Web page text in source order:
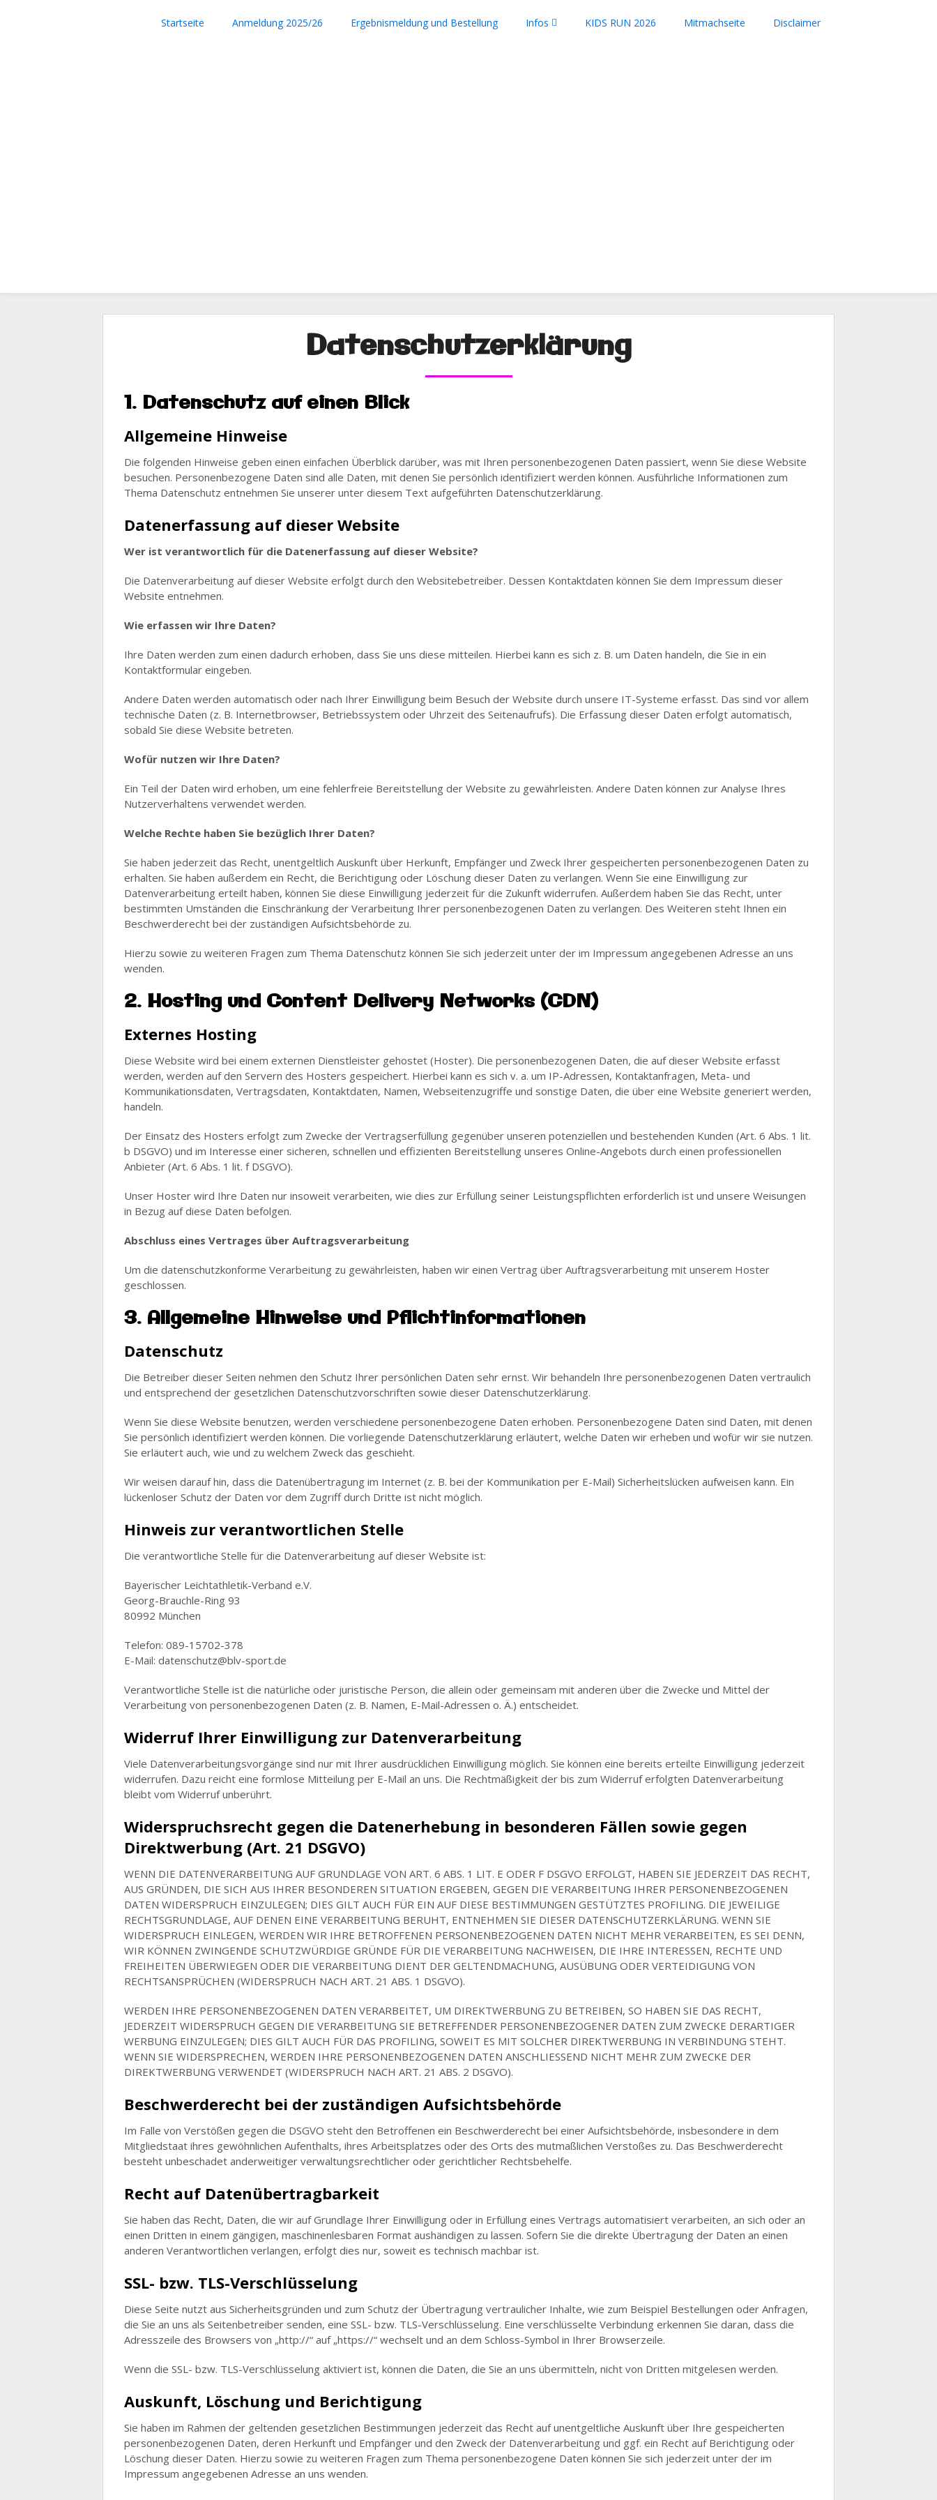
Startseite Anmeldung 2025/26 Ergebnismeldung und Bestellung Infos KIDS RUN 2026 Mitmachseite Disclaimer
Datenschutzerklärung
1. Datenschutz auf einen Blick
Allgemeine Hinweise
Die folgenden Hinweise geben einen einfachen Überblick darüber, was mit Ihren personenbezogenen Daten passiert, wenn Sie diese Website
besuchen. Personenbezogene Daten sind alle Daten, mit denen Sie persönlich identifiziert werden können. Ausführliche Informationen zum
Thema Datenschutz entnehmen Sie unserer unter diesem Text aufgeführten Datenschutzerklärung.
Datenerfassung auf dieser Website
Wer ist verantwortlich für die Datenerfassung auf dieser Website?
Die Datenverarbeitung auf dieser Website erfolgt durch den Websitebetreiber. Dessen Kontaktdaten können Sie dem Impressum dieser
Website entnehmen.
Wie erfassen wir Ihre Daten?
Ihre Daten werden zum einen dadurch erhoben, dass Sie uns diese mitteilen. Hierbei kann es sich z. B. um Daten handeln, die Sie in ein
Kontaktformular eingeben.
Andere Daten werden automatisch oder nach Ihrer Einwilligung beim Besuch der Website durch unsere IT-Systeme erfasst. Das sind vor allem
technische Daten (z. B. Internetbrowser, Betriebssystem oder Uhrzeit des Seitenaufrufs). Die Erfassung dieser Daten erfolgt automatisch,
sobald Sie diese Website betreten.
Wofür nutzen wir Ihre Daten?
Ein Teil der Daten wird erhoben, um eine fehlerfreie Bereitstellung der Website zu gewährleisten. Andere Daten können zur Analyse Ihres
Nutzerverhaltens verwendet werden.
Welche Rechte haben Sie bezüglich Ihrer Daten?
Sie haben jederzeit das Recht, unentgeltlich Auskunft über Herkunft, Empfänger und Zweck Ihrer gespeicherten personenbezogenen Daten zu
erhalten. Sie haben außerdem ein Recht, die Berichtigung oder Löschung dieser Daten zu verlangen. Wenn Sie eine Einwilligung zur
Datenverarbeitung erteilt haben, können Sie diese Einwilligung jederzeit für die Zukunft widerrufen. Außerdem haben Sie das Recht, unter
bestimmten Umständen die Einschränkung der Verarbeitung Ihrer personenbezogenen Daten zu verlangen. Des Weiteren steht Ihnen ein
Beschwerderecht bei der zuständigen Aufsichtsbehörde zu.
Hierzu sowie zu weiteren Fragen zum Thema Datenschutz können Sie sich jederzeit unter der im Impressum angegebenen Adresse an uns
wenden.
2. Hosting und Content Delivery Networks (CDN)
Externes Hosting
Diese Website wird bei einem externen Dienstleister gehostet (Hoster). Die personenbezogenen Daten, die auf dieser Website erfasst
werden, werden auf den Servern des Hosters gespeichert. Hierbei kann es sich v. a. um IP-Adressen, Kontaktanfragen, Meta- und
Kommunikationsdaten, Vertragsdaten, Kontaktdaten, Namen, Webseitenzugriffe und sonstige Daten, die über eine Website generiert werden,
handeln.
Der Einsatz des Hosters erfolgt zum Zwecke der Vertragserfüllung gegenüber unseren potenziellen und bestehenden Kunden (Art. 6 Abs. 1 lit.
b DSGVO) und im Interesse einer sicheren, schnellen und effizienten Bereitstellung unseres Online-Angebots durch einen professionellen
Anbieter (Art. 6 Abs. 1 lit. f DSGVO).
Unser Hoster wird Ihre Daten nur insoweit verarbeiten, wie dies zur Erfüllung seiner Leistungspflichten erforderlich ist und unsere Weisungen
in Bezug auf diese Daten befolgen.
Abschluss eines Vertrages über Auftragsverarbeitung
Um die datenschutzkonforme Verarbeitung zu gewährleisten, haben wir einen Vertrag über Auftragsverarbeitung mit unserem Hoster
geschlossen.
3. Allgemeine Hinweise und Pflichtinformationen
Datenschutz
Die Betreiber dieser Seiten nehmen den Schutz Ihrer persönlichen Daten sehr ernst. Wir behandeln Ihre personenbezogenen Daten vertraulich
und entsprechend der gesetzlichen Datenschutzvorschriften sowie dieser Datenschutzerklärung.
Wenn Sie diese Website benutzen, werden verschiedene personenbezogene Daten erhoben. Personenbezogene Daten sind Daten, mit denen
Sie persönlich identifiziert werden können. Die vorliegende Datenschutzerklärung erläutert, welche Daten wir erheben und wofür wir sie nutzen.
Sie erläutert auch, wie und zu welchem Zweck das geschieht.
Wir weisen darauf hin, dass die Datenübertragung im Internet (z. B. bei der Kommunikation per E-Mail) Sicherheitslücken aufweisen kann. Ein
lückenloser Schutz der Daten vor dem Zugriff durch Dritte ist nicht möglich.
Hinweis zur verantwortlichen Stelle
Die verantwortliche Stelle für die Datenverarbeitung auf dieser Website ist:
Bayerischer Leichtathletik-Verband e.V.
Georg-Brauchle-Ring 93
80992 München
Telefon: 089-15702-378
E-Mail: datenschutz@blv-sport.de
Verantwortliche Stelle ist die natürliche oder juristische Person, die allein oder gemeinsam mit anderen über die Zwecke und Mittel der
Verarbeitung von personenbezogenen Daten (z. B. Namen, E-Mail-Adressen o. Ä.) entscheidet.
Widerruf Ihrer Einwilligung zur Datenverarbeitung
Viele Datenverarbeitungsvorgänge sind nur mit Ihrer ausdrücklichen Einwilligung möglich. Sie können eine bereits erteilte Einwilligung jederzeit
widerrufen. Dazu reicht eine formlose Mitteilung per E-Mail an uns. Die Rechtmäßigkeit der bis zum Widerruf erfolgten Datenverarbeitung
bleibt vom Widerruf unberührt.
Widerspruchsrecht gegen die Datenerhebung in besonderen Fällen sowie gegen
Direktwerbung (Art. 21 DSGVO)
WENN DIE DATENVERARBEITUNG AUF GRUNDLAGE VON ART. 6 ABS. 1 LIT. E ODER F DSGVO ERFOLGT, HABEN SIE JEDERZEIT DAS RECHT,
AUS GRÜNDEN, DIE SICH AUS IHRER BESONDEREN SITUATION ERGEBEN, GEGEN DIE VERARBEITUNG IHRER PERSONENBEZOGENEN
DATEN WIDERSPRUCH EINZULEGEN; DIES GILT AUCH FÜR EIN AUF DIESE BESTIMMUNGEN GESTÜTZTES PROFILING. DIE JEWEILIGE
RECHTSGRUNDLAGE, AUF DENEN EINE VERARBEITUNG BERUHT, ENTNEHMEN SIE DIESER DATENSCHUTZERKLÄRUNG. WENN SIE
WIDERSPRUCH EINLEGEN, WERDEN WIR IHRE BETROFFENEN PERSONENBEZOGENEN DATEN NICHT MEHR VERARBEITEN, ES SEI DENN,
WIR KÖNNEN ZWINGENDE SCHUTZWÜRDIGE GRÜNDE FÜR DIE VERARBEITUNG NACHWEISEN, DIE IHRE INTERESSEN, RECHTE UND
FREIHEITEN ÜBERWIEGEN ODER DIE VERARBEITUNG DIENT DER GELTENDMACHUNG, AUSÜBUNG ODER VERTEIDIGUNG VON
RECHTSANSPRÜCHEN (WIDERSPRUCH NACH ART. 21 ABS. 1 DSGVO).
WERDEN IHRE PERSONENBEZOGENEN DATEN VERARBEITET, UM DIREKTWERBUNG ZU BETREIBEN, SO HABEN SIE DAS RECHT,
JEDERZEIT WIDERSPRUCH GEGEN DIE VERARBEITUNG SIE BETREFFENDER PERSONENBEZOGENER DATEN ZUM ZWECKE DERARTIGER
WERBUNG EINZULEGEN; DIES GILT AUCH FÜR DAS PROFILING, SOWEIT ES MIT SOLCHER DIREKTWERBUNG IN VERBINDUNG STEHT.
WENN SIE WIDERSPRECHEN, WERDEN IHRE PERSONENBEZOGENEN DATEN ANSCHLIESSEND NICHT MEHR ZUM ZWECKE DER
DIREKTWERBUNG VERWENDET (WIDERSPRUCH NACH ART. 21 ABS. 2 DSGVO).
Beschwerderecht bei der zuständigen Aufsichtsbehörde
Im Falle von Verstößen gegen die DSGVO steht den Betroffenen ein Beschwerderecht bei einer Aufsichtsbehörde, insbesondere in dem
Mitgliedstaat ihres gewöhnlichen Aufenthalts, ihres Arbeitsplatzes oder des Orts des mutmaßlichen Verstoßes zu. Das Beschwerderecht
besteht unbeschadet anderweitiger verwaltungsrechtlicher oder gerichtlicher Rechtsbehelfe.
Recht auf Datenübertragbarkeit
Sie haben das Recht, Daten, die wir auf Grundlage Ihrer Einwilligung oder in Erfüllung eines Vertrags automatisiert verarbeiten, an sich oder an
einen Dritten in einem gängigen, maschinenlesbaren Format aushändigen zu lassen. Sofern Sie die direkte Übertragung der Daten an einen
anderen Verantwortlichen verlangen, erfolgt dies nur, soweit es technisch machbar ist.
SSL- bzw. TLS-Verschlüsselung
Diese Seite nutzt aus Sicherheitsgründen und zum Schutz der Übertragung vertraulicher Inhalte, wie zum Beispiel Bestellungen oder Anfragen,
die Sie an uns als Seitenbetreiber senden, eine SSL- bzw. TLS-Verschlüsselung. Eine verschlüsselte Verbindung erkennen Sie daran, dass die
Adresszeile des Browsers von „http://“ auf „https://“ wechselt und an dem Schloss-Symbol in Ihrer Browserzeile.
Wenn die SSL- bzw. TLS-Verschlüsselung aktiviert ist, können die Daten, die Sie an uns übermitteln, nicht von Dritten mitgelesen werden.
Auskunft, Löschung und Berichtigung
Sie haben im Rahmen der geltenden gesetzlichen Bestimmungen jederzeit das Recht auf unentgeltliche Auskunft über Ihre gespeicherten
personenbezogenen Daten, deren Herkunft und Empfänger und den Zweck der Datenverarbeitung und ggf. ein Recht auf Berichtigung oder
Löschung dieser Daten. Hierzu sowie zu weiteren Fragen zum Thema personenbezogene Daten können Sie sich jederzeit unter der im
Impressum angegebenen Adresse an uns wenden.